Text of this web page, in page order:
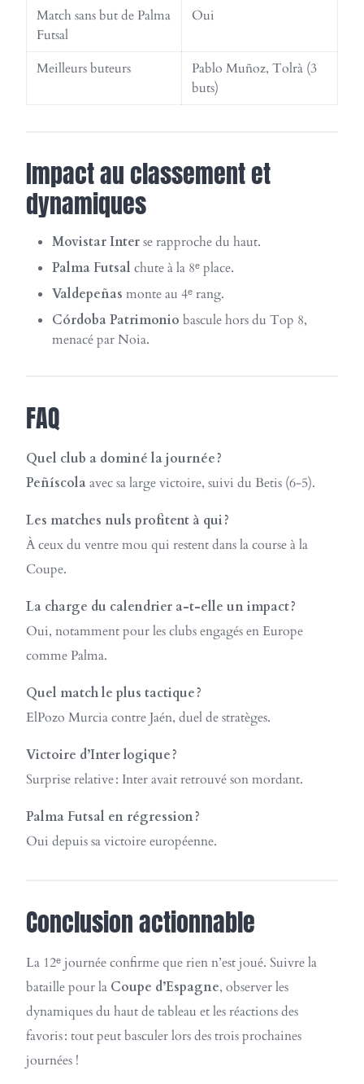
Match sans but de Palma
Futsal
Oui
Meilleurs buteurs
Pablo Muñoz, Tolrà (3
buts)
Impact au classement et
dynamiques
Movistar Interse rapproche du haut.
Palma Futsal chute à la 8ᵉ place.
Valdepeñas monte au 4ᵉ rang.
Córdoba Patrimonio bascule hors du Top 8,
menacé par Noia.
FAQ
Quel club a dominé la journée ?
Peñíscolaavec sa large victoire, suivi du Betis (6-5).
Les matches nuls profitent à qui ?
À ceux du ventre mou qui restent dans la course à la
Coupe.
La charge du calendrier a-t-elle un impact ?
Oui, notamment pour les clubs engagés en Europe
comme Palma.
Quel match le plus tactique ?
ElPozo Murcia contre Jaén, duel de stratèges.
Victoire d’Inter logique ?
Surprise relative : Inter avait retrouvé son mordant.
Palma Futsal en régression ?
Oui depuis sa victoire européenne.
Conclusion actionnable
La 12ᵉ journée confirme que rien n’est joué. Suivre la
bataille pour la Coupe d’Espagne, observer les
dynamiques du haut de tableau et les réactions des
favoris : tout peut basculer lors des trois prochaines
journées !